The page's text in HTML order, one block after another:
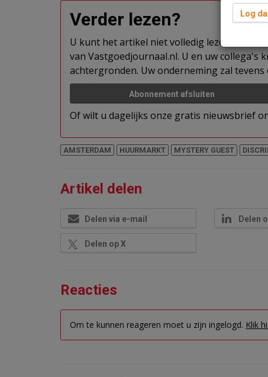
Verder lezen?
U kunt het artikel niet volledig lezen omdat
van Vastgoedjournaal.nl. U en uw
achtergronden. Uw onderneming zal
Abonnement afsluiten
Of wilt u dagelijks onze gratis nieuwsbrief
AMSTERDAM HUURMARKT MYSTERY GUEST
Artikel delen
Delen via e-mail Delen
Delen op X
Reacties
Om te kunnen reageren moet u zijn ingelogd. Klik
Log